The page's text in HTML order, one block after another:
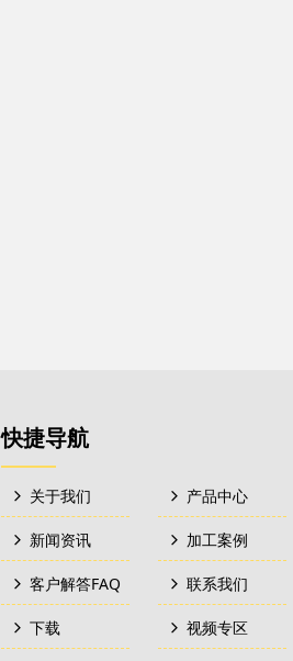
快捷导航
关于我们 产品中心
新闻资讯 加工案例
客户解答FAQ 联系我们
下载 视频专区